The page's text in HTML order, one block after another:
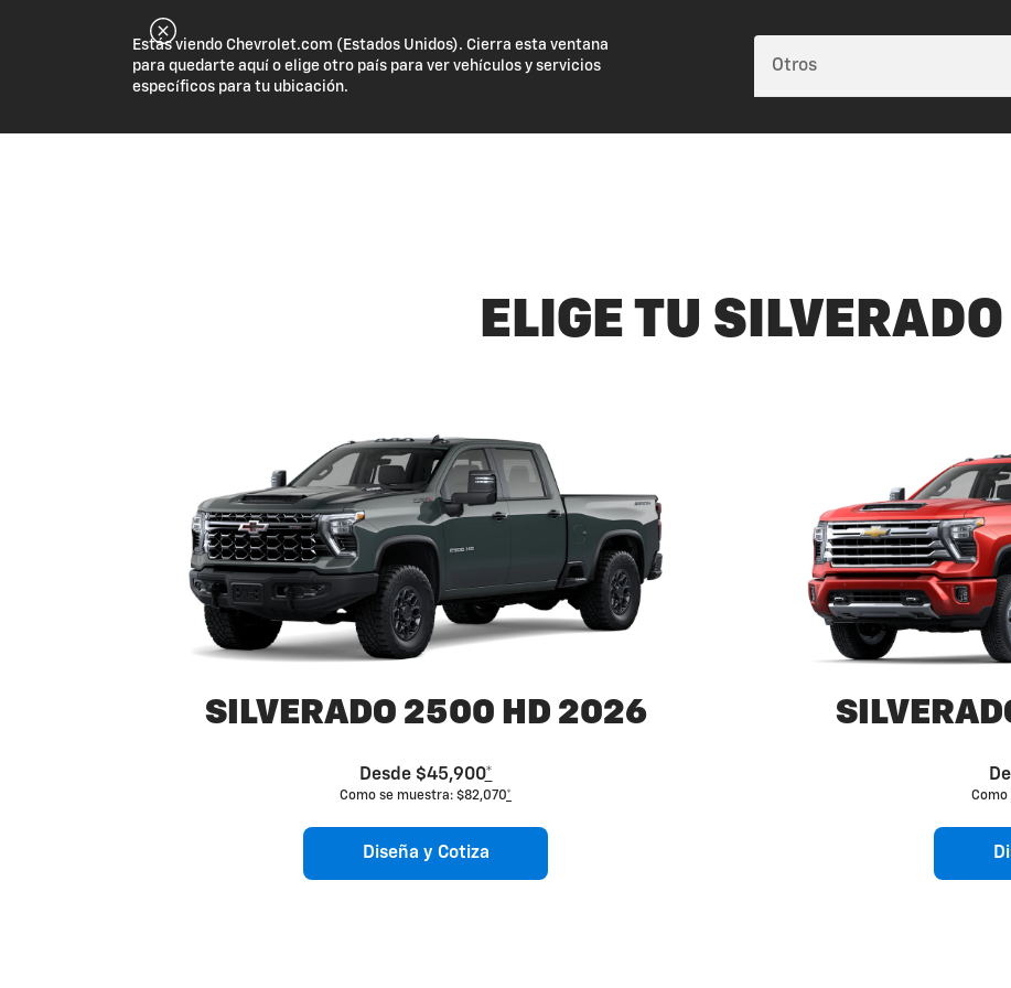
Estás viendo Chevrolet.com (Estados Unidos). Cierra esta ventana
para quedarte aquí o elige otro país para ver vehículos y servicios
específicos para tu ubicación.
ELIGE TU SILVERADO
SILVERADO 2500 HD 2026
Desde $45,900*
Como se muestra: $82,070*
Diseña y Cotiza
Como